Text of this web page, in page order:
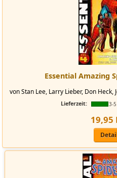
Essential Amazing
von Stan Lee, Larry Lieber, Don Heck,
Lieferzeit: 3-
19,95